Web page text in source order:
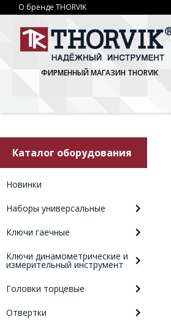
О бренде THORVIK
ФИРМЕННЫЙ МАГАЗИН THORVIK
Каталог оборудования
Новинки
Наборы универсальные
Ключи гаечные
Ключи динамометрические и
измерительный инструмент
Головки торцевые
Отвертки